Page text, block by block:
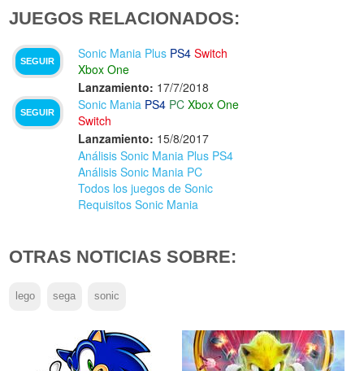
JUEGOS RELACIONADOS:
SEGUIR
Sonic Mania Plus PS4 Switch
Xbox One
Lanzamiento: 17/7/2018
SEGUIR
Sonic Mania PS4 PC Xbox One
Switch
Lanzamiento: 15/8/2017
Análisis Sonic Mania Plus PS4
Análisis Sonic Mania PC
Todos los juegos de Sonic
Requisitos Sonic Mania
OTRAS NOTICIAS SOBRE:
lego sega sonic